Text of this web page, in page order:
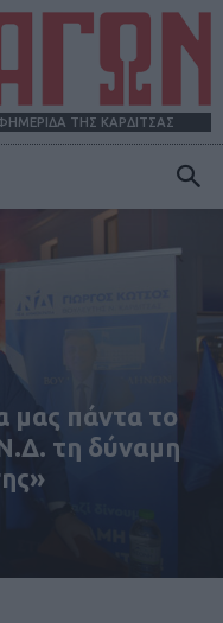
ΤΗΣ ΚΑΡΔΙΤΣΑΣ
μας πάντα το
τη δύναμη